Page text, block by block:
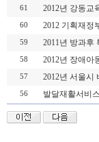
61 2012년 강동교
60 2012 기획재정
59 2011년 방과후
58 2012년 장애아
57 2012년 서울시
56 발달재활서비